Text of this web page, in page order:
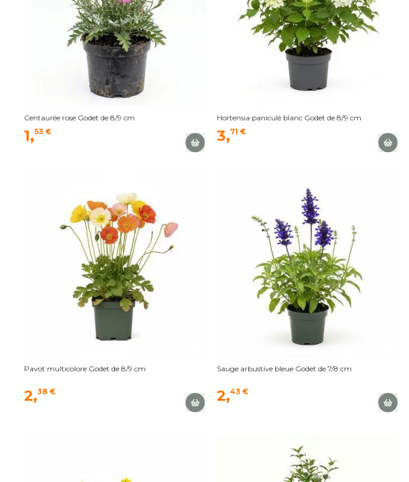
Centaurée rose Godet de 8/9 cm
1,53 €
Hortensia paniculé blanc Godet de 8/9 cm
3,71 €
Pavot multicolore Godet de 8/9 cm
2,38 €
Sauge arbustive bleue Godet de 7/8 cm
2,43 €